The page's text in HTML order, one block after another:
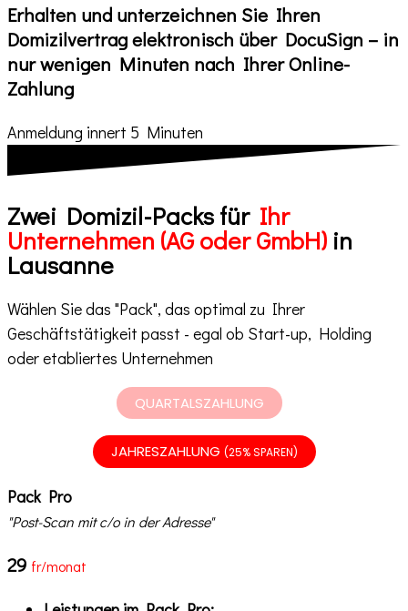
Erhalten und unterzeichnen Sie Ihren
Domizilvertrag elektronisch über DocuSign – in
nur wenigen Minuten nach Ihrer Online-
Zahlung
Anmeldung innert 5 Minuten
Zwei Domizil-Packs für Ihr
Unternehmen (AG oder GmbH) in
Lausanne
Wählen Sie das "Pack", das optimal zu Ihrer
Geschäftstätigkeit passt - egal ob Start-up, Holding
oder etabliertes Unternehmen
QUARTALSZAHLUNG
JAHRESZAHLUNG (25% SPAREN)
Pack Pro
"Post-Scan mit c/o in der Adresse"
29 fr/monat